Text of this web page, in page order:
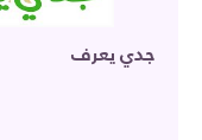
جدي يعرف